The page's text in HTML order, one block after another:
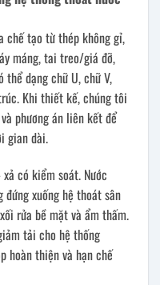
chế tạo từ thép không gỉ,
máng, tai treo/giá đỡ,
thể dạng chữ U, chữ V,
Khi thiết kế, chúng tôi
phương án liên kết để
gian dài.
có kiểm soát. Nước
xuống hệ thoát sân
rửa bề mặt và ẩm thấm.
tải cho hệ thống
hoàn thiện và hạn chế